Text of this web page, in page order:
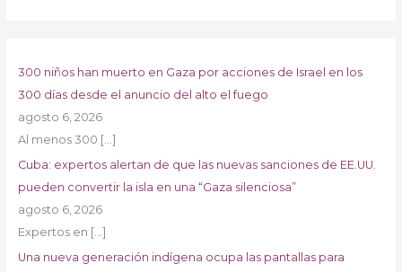
300 niños han muerto en Gaza por acciones de Israel en los
300 días desde el anuncio del alto el fuego
agosto 6, 2026
Al menos 300 […]
Cuba: expertos alertan de que las nuevas sanciones de EE.UU.
pueden convertir la isla en una “Gaza silenciosa”
agosto 6, 2026
Expertos en […]
Una nueva generación indígena ocupa las pantallas para